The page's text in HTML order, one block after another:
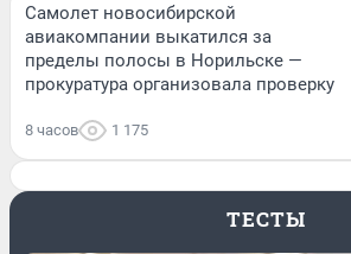
Самолет новосибирской
авиакомпании выкатился за
пределы полосы в Норильске —
прокуратура организовала проверку
8 часов 1 175
ТЕСТЫ